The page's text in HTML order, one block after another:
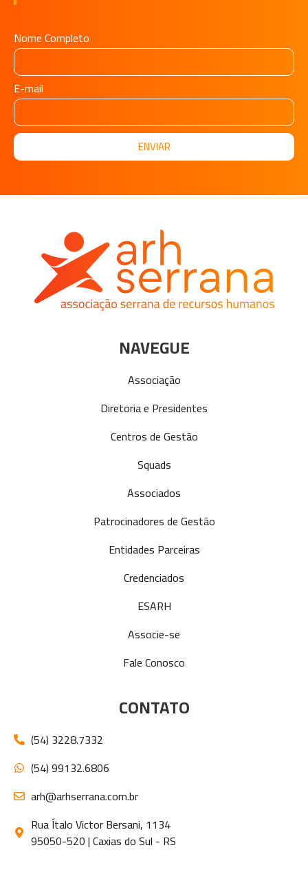
Nome Completo
E-mail
ENVIAR
NAVEGUE
Associação
Diretoria e Presidentes
Centros de Gestão
Squads
Associados
Patrocinadores de Gestão
Entidades Parceiras
Credenciados
ESARH
Associe-se
Fale Conosco
CONTATO
(54) 3228.7332
(54) 99132.6806
arh@arhserrana.com.br
Rua Ítalo Victor Bersani, 1134
95050-520 | Caxias do Sul - RS